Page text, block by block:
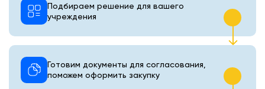
Подбираем решение для вашего
учреждения
Готовим документы для согласования,
поможем оформить закупку